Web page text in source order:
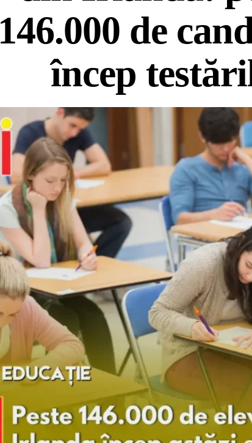
146.000 de
încep